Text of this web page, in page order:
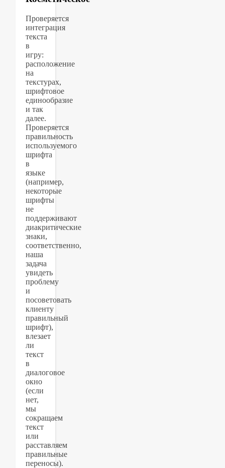
Проверяется
интеграция
текста
в
игру:
расположение
на
текстурах,
шрифтовое
единообразие
и так
далее.
Проверяется
правильность
используемого
шрифта
в
языке
(например,
некоторые
шрифты
не
поддерживают
диакритические
знаки,
соответственно,
наша
задача
увидеть
проблему
и
посоветовать
клиенту
правильный
шрифт),
влезает
ли
текст
в
диалоговое
окно
(если
нет,
мы
сокращаем
текст
или
расставляем
правильные
переносы).